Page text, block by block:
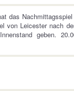
das
von Leicester nach
geben.